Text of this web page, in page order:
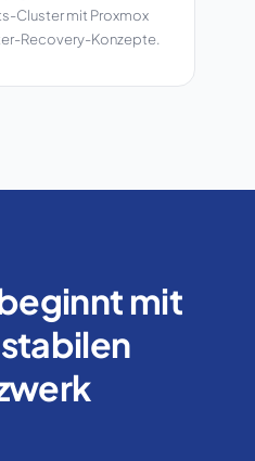
Cluster mit Proxmox
Recovery-Konzepte.
mit